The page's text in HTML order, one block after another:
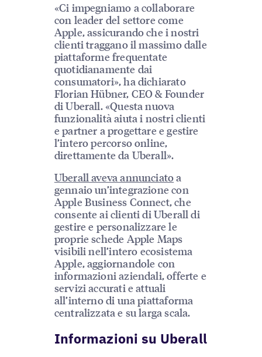
«Ci impegniamo a collaborare
con leader del settore come
Apple, assicurando che i nostri
clienti traggano il massimo dalle
piattaforme frequentate
quotidianamente dai
consumatori», ha dichiarato
Florian Hübner, CEO & Founder
di Uberall. «Questa nuova
funzionalità aiuta i nostri clienti
e partner a progettare e gestire
l’intero percorso online,
direttamente da Uberall».
Uberall aveva annunciatoa
gennaio un’integrazione con
Apple Business Connect, che
consente ai clienti di Uberall di
gestire e personalizzare le
proprie schede Apple Maps
visibili nell’intero ecosistema
Apple, aggiornandole con
informazioni aziendali, offerte e
servizi accurati e attuali
all’interno di una piattaforma
centralizzata e su larga scala.
Informazioni su Uberall